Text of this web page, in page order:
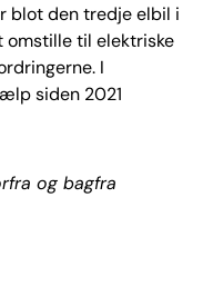
blot den tredje elbil i
omstille til elektriske
I
siden 2021
og bagfra